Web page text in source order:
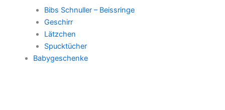
Bibs Schnuller – Beissringe
Geschirr
Lätzchen
Spucktücher
Babygeschenke